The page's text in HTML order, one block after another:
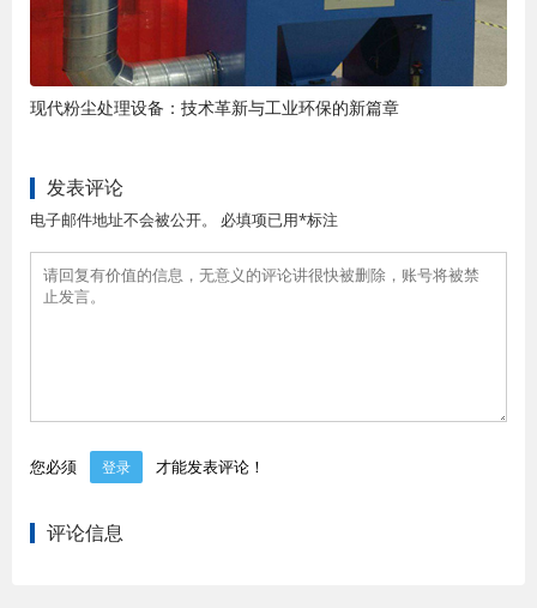
现代粉尘处理设备：技术革新与工业环保的新篇章
发表评论
电子邮件地址不会被公开。 必填项已用*标注
您必须 登录 才能发表评论！
评论信息